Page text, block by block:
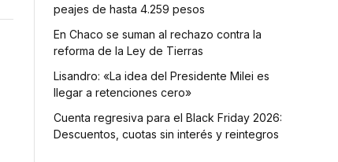
peajes de hasta 4.259 pesos
En Chaco se suman al rechazo contra la
reforma de la Ley de Tierras
Lisandro: «La idea del Presidente Milei es
llegar a retenciones cero»
Cuenta regresiva para el Black Friday 2026:
Descuentos, cuotas sin interés y reintegros